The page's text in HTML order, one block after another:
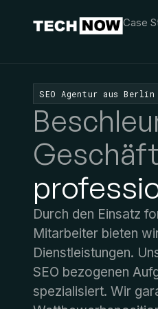
Case
SEO Agentur aus
Durch den Einsatz
Mitarbeiter bieten
Dienstleistungen.
SEO bezogenen
spezialisiert. Wir